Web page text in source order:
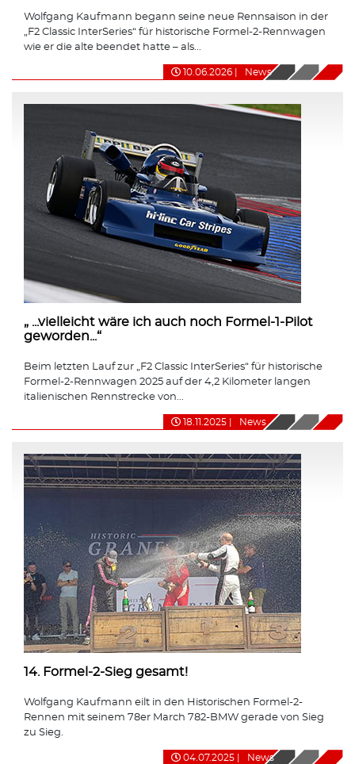
Wolfgang Kaufmann begann seine neue Rennsaison in der
„F2 Classic InterSeries“ für historische Formel-2-Rennwagen
wie er die alte beendet hatte – als...
10.06.2026 News
„ ...vielleicht wäre ich auch noch Formel-1-Pilot
geworden...“
Beim letzten Lauf zur „F2 Classic InterSeries“ für historische
Formel-2-Rennwagen 2025 auf der 4,2 Kilometer langen
italienischen Rennstrecke von...
18.11.2025 News
14. Formel-2-Sieg gesamt!
Wolfgang Kaufmann eilt in den Historischen Formel-2-
Rennen mit seinem 78er March 782-BMW gerade von Sieg
zu Sieg.
04.07.2025 News